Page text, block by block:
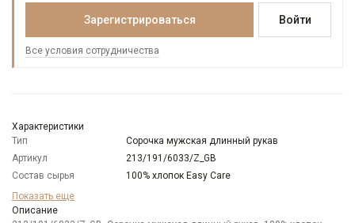
Зарегистрироваться Войти
Все условия сотрудничества
Характеристики
Тип
Сорочка мужская длинный рукав
Артикул
213/191/6033/Z_GB
Состав сырья
100% хлопок Easy Care
Бренд
Модель
Показать еще
Описание